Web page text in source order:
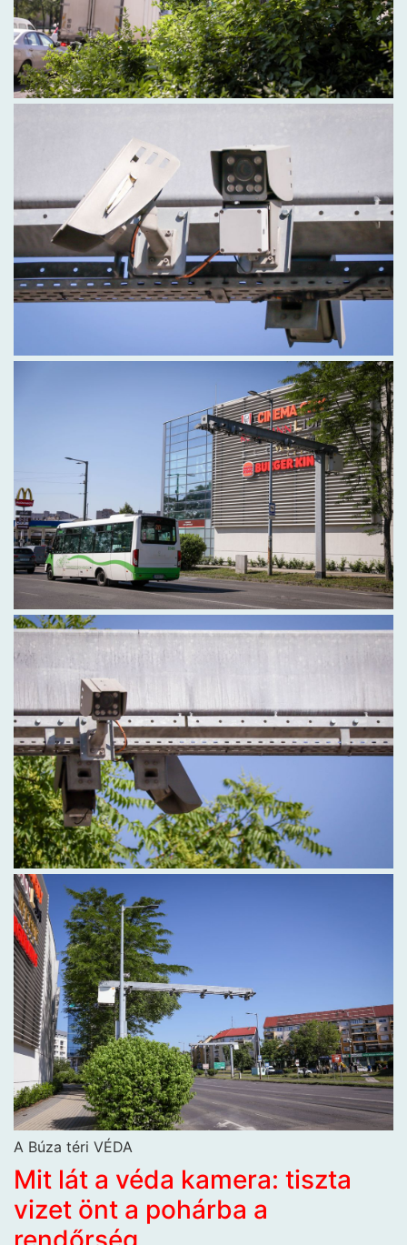
A Búza téri VÉDA
Mit lát a véda kamera: tiszta
vizet önt a pohárba a